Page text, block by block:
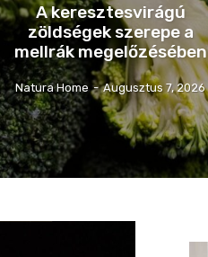
A keresztesvirágú
zöldségek szerepe a
mellrák megelőzésében
Natura Home - Augusztus 7, 2026